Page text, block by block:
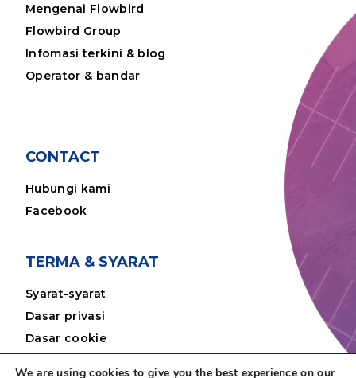
Mengenai Flowbird
Flowbird Group
Infomasi terkini & blog
Operator & bandar
CONTACT
Hubungi kami
Facebook
TERMA & SYARAT
Syarat-syarat
Dasar privasi
Dasar cookie
We are using cookies to give you the best experience on our